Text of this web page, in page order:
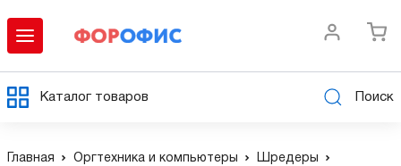
Каталог товаров Поиск
Главная Оргтехника и компьютеры Шредеры